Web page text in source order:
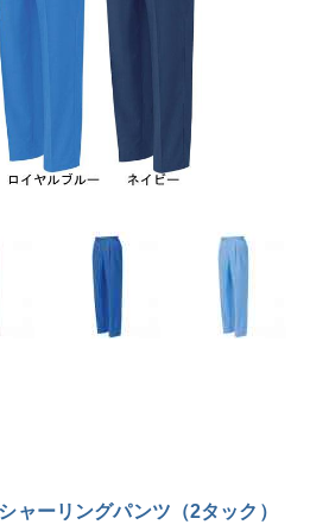
ャーリングパンツ（2タック）